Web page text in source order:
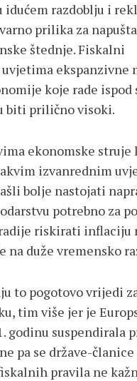
idućem razdoblju i
prilika za
štednje. Fiskalni
ekspanzivne
koje rade ispod
biti prilično visoki.
ekonomske struje
izvanrednim
bolje nastojati
potrebno za
riskirati inflaciju
na duže vremensko
to pogotovo vrijedi
tim više jer je
godinu suspendirala
pa se države-članice
pravila ne